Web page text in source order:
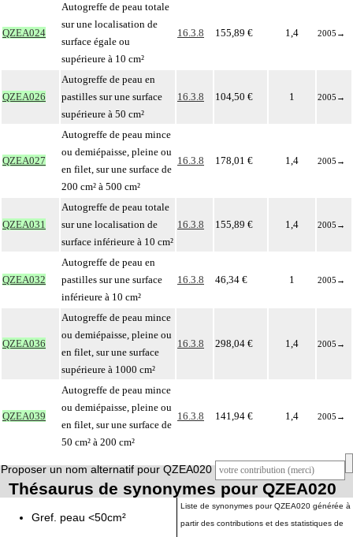
QZEA024
Autogreffe de peau totale
sur une localisation de
surface égale ou
supérieure à 10 cm²
16.3.8 155,89 € 1,4 2005 →
QZEA026
Autogreffe de peau en
pastilles sur une surface
supérieure à 50 cm²
16.3.8 104,50 € 1 2005 →
QZEA027
Autogreffe de peau mince
ou demiépaisse, pleine ou
en filet, sur une surface de
200 cm² à 500 cm²
16.3.8 178,01 € 1,4 2005 →
QZEA031
Autogreffe de peau totale
sur une localisation de
surface inférieure à 10 cm²
16.3.8 155,89 € 1,4 2005 →
QZEA032
Autogreffe de peau en
pastilles sur une surface
inférieure à 10 cm²
16.3.8 46,34 € 1 2005 →
QZEA036
Autogreffe de peau mince
ou demiépaisse, pleine ou
en filet, sur une surface
supérieure à 1000 cm²
16.3.8 298,04 € 1,4 2005 →
QZEA039
Autogreffe de peau mince
ou demiépaisse, pleine ou
en filet, sur une surface de
50 cm² à 200 cm²
16.3.8 141,94 € 1,4 2005 →
Proposer un nom alternatif pour QZEA020
Thésaurus de synonymes pour QZEA020
Gref. peau <50cm²
Liste de synonymes pour QZEA020 générée à
partir des contributions et des statistiques de